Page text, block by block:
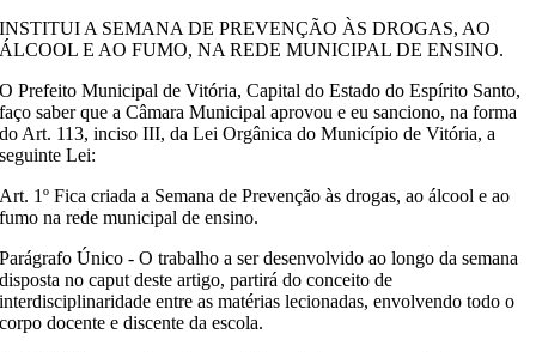
INSTITUI A SEMANA DE PREVENÇÃO ÀS DROGAS, AO
ÁLCOOL E AO FUMO, NA REDE MUNICIPAL DE ENSINO.
O Prefeito Municipal de Vitória, Capital do Estado do Espírito Santo,
faço saber que a Câmara Municipal aprovou e eu sanciono, na forma
do Art. 113, inciso III, da Lei Orgânica do Município de Vitória, a
seguinte Lei:
Art. 1º Fica criada a Semana de Prevenção às drogas, ao álcool e ao
fumo na rede municipal de ensino.
Parágrafo Único - O trabalho a ser desenvolvido ao longo da semana
disposta no caput deste artigo, partirá do conceito de
interdisciplinaridade entre as matérias lecionadas, envolvendo todo o
corpo docente e discente da escola.